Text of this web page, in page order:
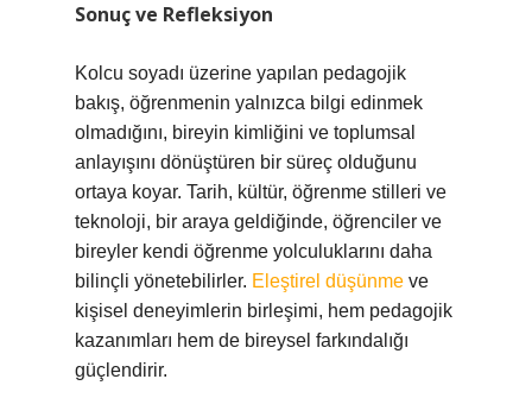
Sonuç ve Refleksiyon
Kolcu soyadı üzerine yapılan pedagojik
bakış, öğrenmenin yalnızca bilgi edinmek
olmadığını, bireyin kimliğini ve toplumsal
anlayışını dönüştüren bir süreç olduğunu
ortaya koyar. Tarih, kültür, öğrenme stilleri ve
teknoloji, bir araya geldiğinde, öğrenciler ve
bireyler kendi öğrenme yolculuklarını daha
bilinçli yönetebilirler. Eleştirel düşünme ve
kişisel deneyimlerin birleşimi, hem pedagojik
kazanımları hem de bireysel farkındalığı
güçlendirir.